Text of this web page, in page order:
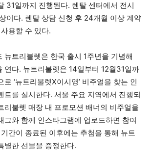
31일까지 진행된다. 렌탈 센터에서 전시
이다. 렌탈 상담 신청 후 24개월 이상 계약
용할 수 있다.
트리불렛은 한국 출시 1주년을 기념해
연다. 뉴트리불렛은 14일부터 12월31일까
‘뉴트리불렛X이시영’ 비주얼을 찾는 인
트를 실시한다. 서울 주요 지역에서 진행되
리불렛 매장 내 프로모션 배너의 비주얼을
그와 함께 인스타그램에 업로드하면 참여
간이 종료된 이후에는 추첨을 통해 뉴트
별한 선물을 증정한다.